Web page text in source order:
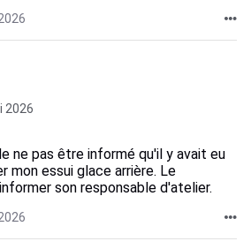
2026
ne pas être informé qu'il y avait eu
mon essui glace arrière. Le
son responsable d'atelier.